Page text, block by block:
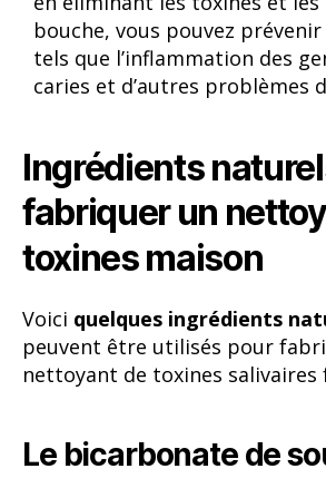
bouche, vous pouvez
tels que l’inflammation des
caries et d’autres problèmes
Ingrédients
fabriquer un
toxines maison
Voici quelques ingrédients
peuvent être utilisés pour
nettoyant de toxines salivaires
Le bicarbonate de